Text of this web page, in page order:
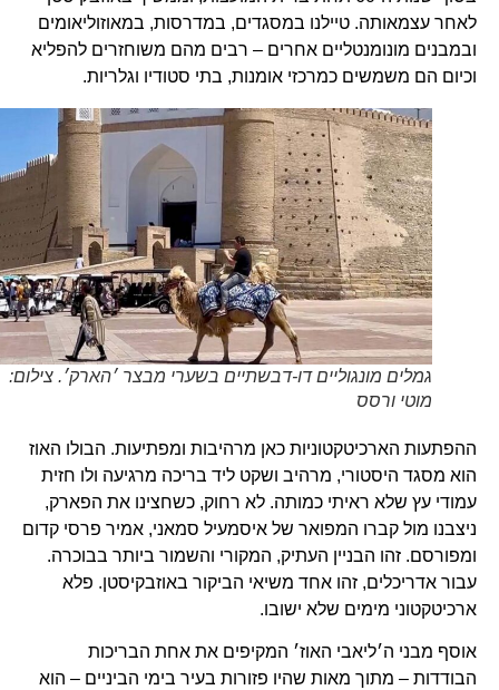
לאחר עצמאותה. טיילנו במסגדים, במדרסות, במאוזוליאומים
ובמבנים מונומנטליים אחרים – רבים מהם משוחזרים להפליא
וכיום הם משמשים כמרכזי אומנות, בתי סטודיו וגלריות.
גמלים מונגוליים דו-דבשתיים בשערי מבצר ׳הארק׳. צילום:
מוטי ורסס
ההפתעות הארכיטקטוניות כאן מרהיבות ומפתיעות. הבולו האוז
הוא מסגד היסטורי, מרהיב ושקט ליד בריכה מרגיעה ולו חזית
עמודי עץ שלא ראיתי כמותה. לא רחוק, כשחצינו את הפארק,
ניצבנו מול קברו המפואר של איסמעיל סמאני, אמיר פרסי קדום
ומפורסם. זהו הבניין העתיק, המקורי והשמור ביותר בבוכרה.
עבור אדריכלים, זהו אחד משיאי הביקור באוזבקיסטן. פלא
ארכיטקטוני מימים שלא ישובו.
אוסף מבני ה׳ליאבי האוז׳ המקיפים את אחת הבריכות
הבודדות – מתוך מאות שהיו פזורות בעיר בימי הביניים – הוא